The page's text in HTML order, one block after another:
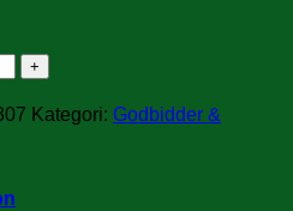
Kategori: Godbidder &